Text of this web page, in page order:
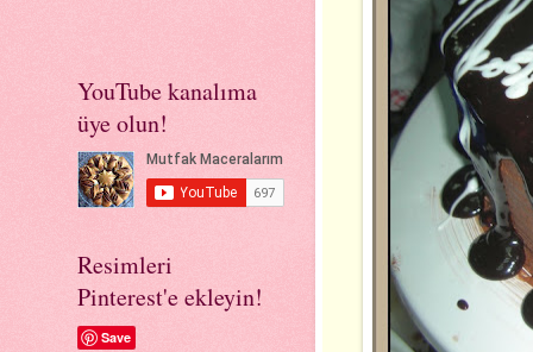
YouTube kanalıma
üye olun!
Resimleri
Pinterest'e ekleyin!
Save